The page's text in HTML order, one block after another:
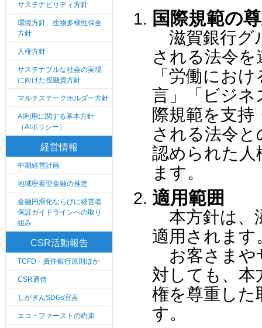
サステナビリティ方針
環境方針、生物多様性保全
方針
人権方針
サステナブルな社会の実現
に向けた投融資方針
マルチステークホルダー方針
AI利用に関する基本方針
（AIポリシー）
経営情報
中期経営計画
地域密着型金融の推進
金融円滑化ならびに経営者
保証ガイドラインへの取り
組み
CSR活動報告
TCFD・責任銀行原則ほか
CSR通信
しがぎんSDGs宣言
エコ・ファーストの約束
国際規範の
滋賀銀行グ
される法令
「労働にお
言」「ビジネ
際規範を支持
される法令
認められた人
ます。
適用範囲
本方針は、
適用されます
お客さまや
対しても、本
権を尊重した
す。